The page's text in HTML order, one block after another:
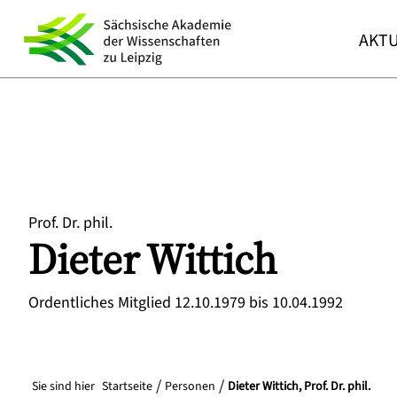
Prof. Dr. phil.
DieterWittich
Ordentliches Mitglied 12.10.1979 bis 10.04.1992
Sie sind hier Startseite Personen Dieter Wittich, Prof. Dr. phil.